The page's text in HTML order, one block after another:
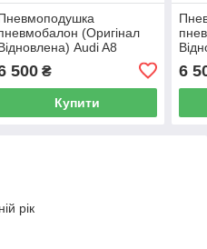
(Оригінал
Audi A8
500₴
Купити
6
рік